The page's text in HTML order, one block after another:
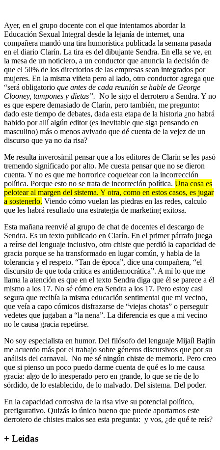
Ayer, en el grupo docente con el que intentamos abordar la
Educación Sexual Integral desde la lejanía de internet, una
compañera mandó una tira humorística publicada la semana pasada
en el diario Clarín. La tira es del dibujante Sendra. En ella se ve, en
la mesa de un noticiero, a un conductor que anuncia la decisión de
que el 50% de los directorios de las empresas sean integrados por
mujeres. En la misma viñeta pero al lado, otro conductor agrega que
“será obligatorio que antes de cada reunión se hable de George
Clooney, tampones y dietas”. No le sigo el derrotero a Sendra. Y no
es que espere demasiado de Clarín, pero también, me pregunto:
dado este tiempo de debates, dada esta etapa de la historia ¿no habrá
habido por allí algún editor (es inevitable que siga pensando en
masculino) más o menos avivado que dé cuenta de la vejez de un
discurso que ya no da risa?
Me resulta inverosímil pensar que a los editores de Clarín se les pasó
tremendo significado por alto. Me cuesta pensar que no se dieron
cuenta. Y no es que me horrorice coquetear con la incorrección
política. Porque esto no se trata de incorreción política. Una cosa es
pelotear al margen del sistema. Y otra, como en estos casos, es jugar
a sostenerlo. Viendo cómo vuelan las piedras en las redes, calculo
que les habrá resultado una estrategia de marketing exitosa.
Esta mañana reenvié al grupo de chat de docentes el descargo de
Sendra. Es un texto publicado en Clarín. En el primer párrafo juega
a reírse del lenguaje inclusivo, otro chiste que perdió la capacidad de
gracia porque se ha transformado en lugar común, y habla de la
tolerancia y el respeto. “Tan de época”, dice una compañera, “el
discursito de que toda crítica es antidemocrática”. A mí lo que me
llama la atención es que en el texto Sendra diga que él se parece a él
mismo a los 17. No sé cómo era Sendra a los 17. Pero estoy casi
segura que recibía la misma educación sentimental que mi vecino,
que veía a capo cómicos disfrazarse de “viejas chotas” o perseguir
vedetes que jugaban a “la nena”. La diferencia es que a mi vecino
no le causa gracia repetirse.
No soy especialista en humor. Del filósofo del lenguaje Mijaíl Bajtín
me acuerdo más por el trabajo sobre géneros discursivos que por su
análisis del carnaval. No me sé ningún chiste de memoria. Pero creo
que si pienso un poco puedo darme cuenta de qué es lo me causa
gracia: algo de lo inesperado pero en grande, lo que se ríe de lo
sórdido, de lo establecido, de lo malvado. Del sistema. Del poder.
En la capacidad corrosiva de la risa vive su potencial político,
prefigurativo. Quizás lo único bueno que puede aportarnos este
derrotero de chistes malos sea esta pregunta: y vos, ¿de qué te reís?
+ Leídas